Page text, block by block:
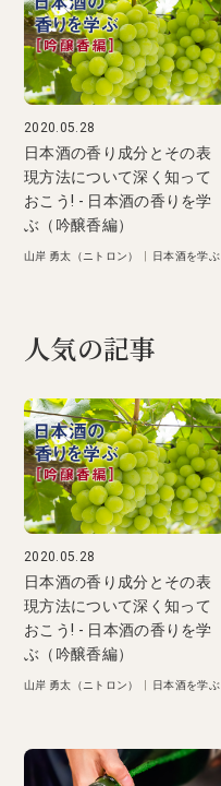
2020.05.28
日本酒の香り成分とその表
現方法について深く知って
おこう! - 日本酒の香りを学
ぶ（吟醸香編）
山岸 勇太（ニトロン） 日本酒を学ぶ
人気の記事
2020.05.28
日本酒の香り成分とその表
現方法について深く知って
おこう! - 日本酒の香りを学
ぶ（吟醸香編）
山岸 勇太（ニトロン） 日本酒を学ぶ